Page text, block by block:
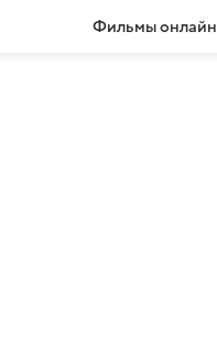
Фильмы онлайн